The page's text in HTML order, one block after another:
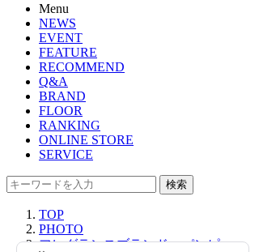
Menu
NEWS
EVENT
FEATURE
RECOMMEND
Q&A
BRAND
FLOOR
RANKING
ONLINE STORE
SERVICE
検索
TOP
PHOTO
フレグランスブランド＜パンピュー